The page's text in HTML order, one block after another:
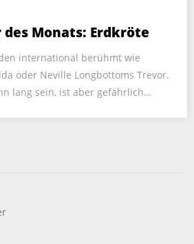
Monats: Erdkröte
international berühmt wie
oder Neville Longbottoms Trevor.
lang sein, ist aber gefährlich…